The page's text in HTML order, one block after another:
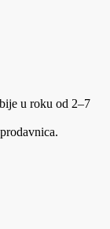
u roku od 2–7